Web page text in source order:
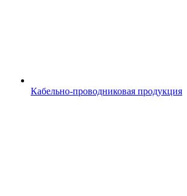
Кабельно-проводниковая продукция